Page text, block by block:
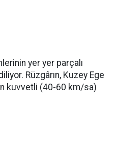
yer yer parçalı
Rüzgârın, Kuzey Ege
kuvvetli (40-60 km/sa)